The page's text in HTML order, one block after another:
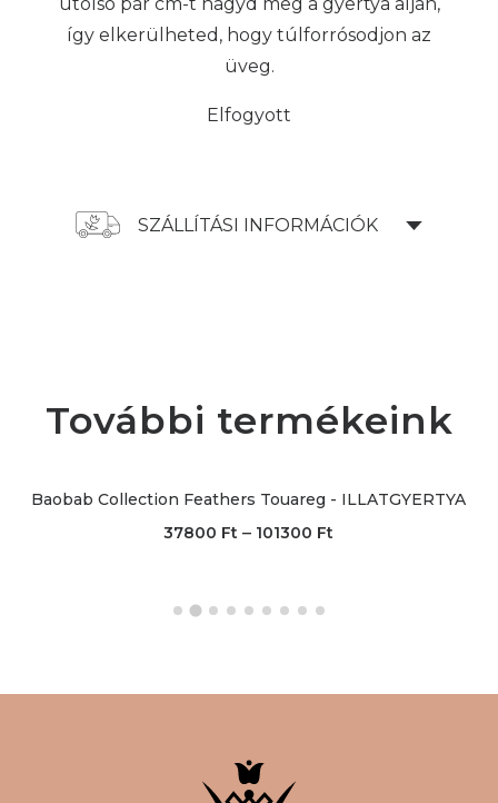
így elkerülheted, hogy túlforrósodjon az
üveg.
Elfogyott
SZÁLLÍTÁSI INFORMÁCIÓK
További termékeink
Baobab Collection Feathers Touareg - ILLATGYERTYA
37800 Ft – 101300 Ft